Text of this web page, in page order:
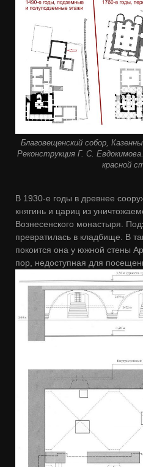
Благовещенский собор,
Реконструкция Г. С.
красной
В 1930-е годы в древнее
княгинь и цариц из
Вознесенского монастыря.
превратилась в кладбище. В
покоится она у южной стены
пор, недоступная для